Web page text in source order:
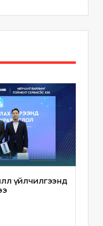
үйлчилгээнд